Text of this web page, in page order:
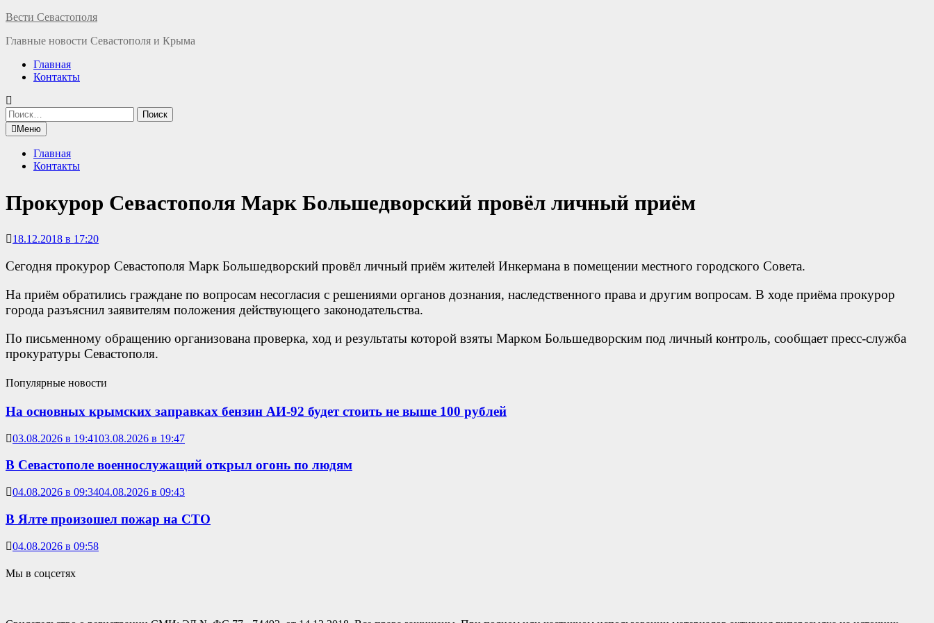
Перейти
содержимому
Вести Севастополя
Главные новости Севастополя и Крыма
Главная
Контакты
Найти:
Меню
Главная
Контакты
Прокурор Севастополя Марк Большедворский провёл личный приём
18.12.2018 в 17:20
Сегодня прокурор Севастополя Марк Большедворский провёл личный приём жителей Инкермана в помещении местного городского Совета.
На приём обратились граждане по вопросам несогласия с решениями органов дознания, наследственного права и другим вопросам. В ходе приёма прокурор
города разъяснил заявителям положения действующего законодательства.
По письменному обращению организована проверка, ход и результаты которой взяты Марком Большедворским под личный контроль, сообщает пресс-служба
прокуратуры Севастополя.
Популярные новости
На основных крымских заправках бензин АИ-92 будет стоить не выше 100 рублей
03.08.2026 в 19:4103.08.2026 в 19:47
В Севастополе военнослужащий открыл огонь по людям
04.08.2026 в 09:3404.08.2026 в 09:43
В Ялте произошел пожар на СТО
04.08.2026 в 09:58
Мы в соцсетях